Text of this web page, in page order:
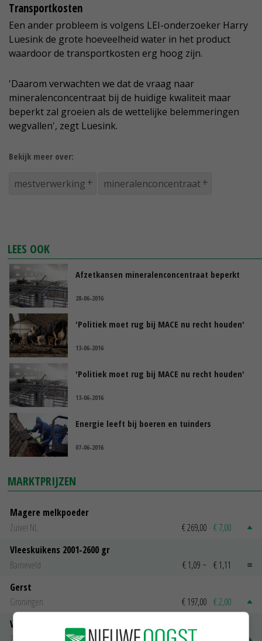
Transportkosten
Een ander probleem is volgens LEI-onderzoeker Harry
Luesink de grote hoeveelheid water in het product
waardoor de transportkosten erg hoog zijn.
'Daarom verwachten we dat de vraag naar
mineralenconcentraat bij de huidige kwaliteit maar
beperkt zal groeien als de wettelijke belemmeringen
wegvallen', zegt Luesink.
Bekijk meer over:
mestverwerking mineralenconcentraat
LEES OOK
Afzetkansen mineralenconcentraat beperkt
28-06-2016
'Politiek moet rug bij MACE nu recht houden'
13-06-2016
'Politiek moet rug bij MACE nu recht houden'
13-06-2016
Energie leeft bij boeren en tuinders
07-06-2016
MARKTPRIJZEN
Magere melkpoeder
Zuivel NL
€ 269,00 € 7,00
Vleeskuikens 2001-2600 gr
Barneveld
€ 1,09 ~ € 1,11
Gerst
Groningen
€ 197,00 € 2,00
Volle melkpoeder